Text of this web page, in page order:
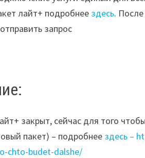
лайт+ подробнее здесь.
запрос
закрыт, сейчас для того
пакет) – подробнее здесь –
chto-budet-dalshe/